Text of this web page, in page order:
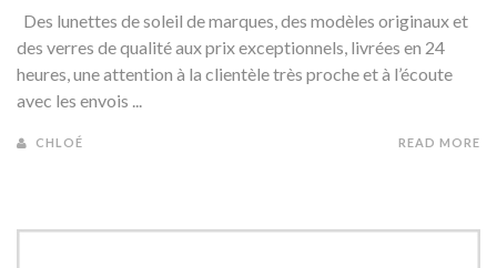
Des lunettes de soleil de marques, des modèles originaux et
des verres de qualité aux prix exceptionnels, livrées en 24
heures, une attention à la clientèle très proche et à l’écoute
avec les envois ...
CHLOÉ READ MORE